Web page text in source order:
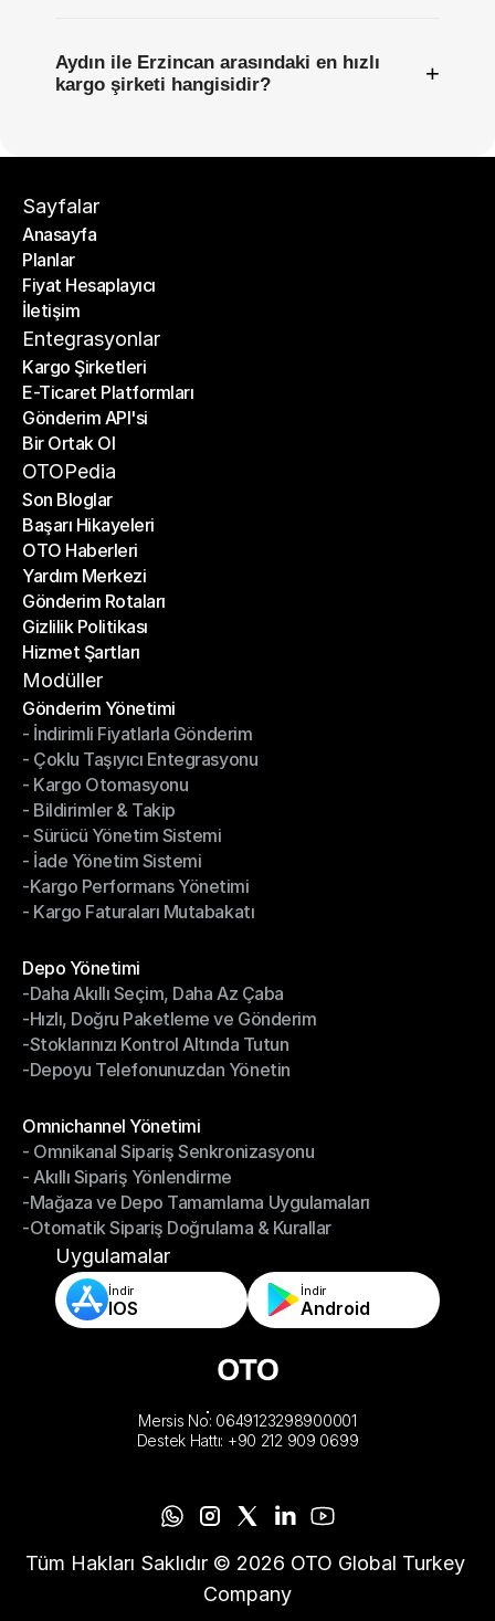
Aydın ile Erzincan arasındaki en hızlı
kargo şirketi hangisidir?
+
Sayfalar
Anasayfa
Anasayfa
Planlar
Planlar
Fiyat Hesaplayıcı
Fiyat Hesaplayıcı
İletişim
İletişim
Entegrasyonlar
Kargo Şirketleri
Kargo Şirketleri
E-Ticaret Platformları
E-Ticaret Platformları
Gönderim API'si
Gönderim API'si
Bir Ortak Ol
Bir Ortak Ol
OTOPedia
Son Bloglar
Son Bloglar
Başarı Hikayeleri
Başarı Hikayeleri
OTO Haberleri
OTO Haberleri
Yardım Merkezi
Yardım Merkezi
Gönderim Rotaları
Gönderim Rotaları
Gizlilik Politikası
Gizlilik Politikası
Hizmet Şartları
Hizmet Şartları
Modüller
Gönderim Yönetimi
Gönderim Yönetimi
- İndirimli Fiyatlarla Gönderim
- İndirimli Fiyatlarla Gönderim
- Çoklu Taşıyıcı Entegrasyonu
- Çoklu Taşıyıcı Entegrasyonu
- Kargo Otomasyonu
- Kargo Otomasyonu
- Bildirimler & Takip
- Bildirimler & Takip
- Sürücü Yönetim Sistemi
- Sürücü Yönetim Sistemi
- İade Yönetim Sistemi
- İade Yönetim Sistemi
-Kargo Performans Yönetimi
-Kargo Performans Yönetimi
- Kargo Faturaları Mutabakatı
Depo Yönetimi
Depo Yönetimi
-Daha Akıllı Seçim, Daha Az Çaba
-Daha Akıllı Seçim, Daha Az Çaba
-Hızlı, Doğru Paketleme ve Gönderim
-Hızlı, Doğru Paketleme ve Gönderim
-Stoklarınızı Kontrol Altında Tutun
-Stoklarınızı Kontrol Altında Tutun
-Depoyu Telefonunuzdan Yönetin
Omnichannel Yönetimi
Omnichannel Yönetimi
- Omnikanal Sipariş Senkronizasyonu
- Omnikanal Sipariş Senkronizasyonu
- Akıllı Sipariş Yönlendirme
- Akıllı Sipariş Yönlendirme
-Mağaza ve Depo Tamamlama Uygulamaları
-Mağaza ve Depo Tamamlama Uygulamaları
-Otomatik Sipariş Doğrulama & Kurallar
-Otomatik Sipariş Doğrulama & Kurallar
Uygulamalar
İndir
IOS
İndir
Android
Mersis No: 0649123298900001
Destek Hattı: +90 212 909 0699
Tüm Hakları Saklıdır © 2026 OTO Global Turkey
Company